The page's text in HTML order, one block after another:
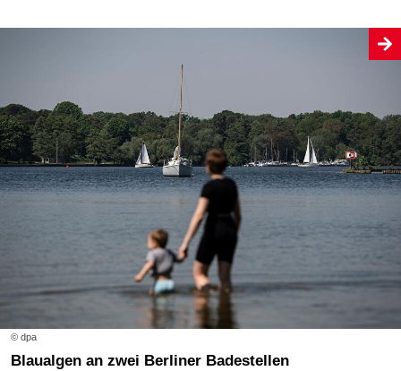
© dpa
Blaualgen an zwei Berliner Badestellen